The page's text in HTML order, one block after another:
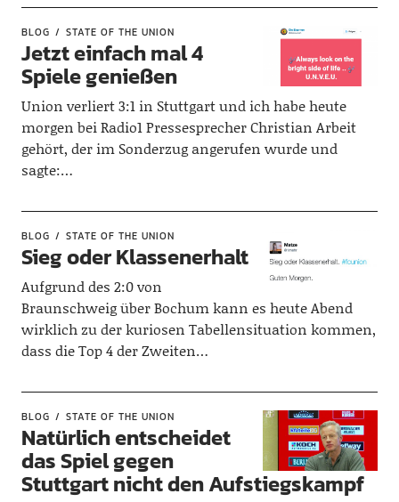
BLOG STATE OF THE UNION
Jetzt einfach mal 4
Spiele genießen
Union verliert 3:1 in Stuttgart und ich habe heute
morgen bei Radio1 Pressesprecher Christian Arbeit
gehört, der im Sonderzug angerufen wurde und
sagte:…
BLOG STATE OF THE UNION
Sieg oder Klassenerhalt
Aufgrund des 2:0 von
Braunschweig über Bochum kann es heute Abend
wirklich zu der kuriosen Tabellensituation kommen,
dass die Top 4 der Zweiten…
BLOG STATE OF THE UNION
Natürlich entscheidet
das Spiel gegen
Stuttgart nicht den Aufstiegskampf